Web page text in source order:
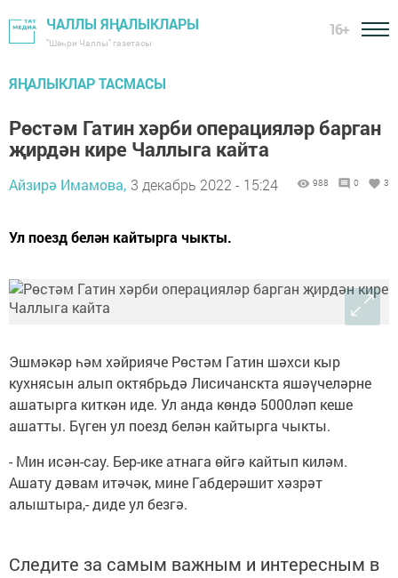
ЧАЛЛЫ ЯҢАЛЫКЛАРЫ
"Шәһри Чаллы" газетасы
16+
ЯҢАЛЫКЛАР ТАСМАСЫ
Рөстәм Гатин хәрби операцияләр барган
җирдән кире Чаллыга кайта
Айзирә Имамова, 3 декабрь 2022 - 15:24 988 0 3
Ул поезд белән кайтырга чыкты.
Эшмәкәр һәм хәйрияче Рөстәм Гатин шәхси кыр
кухнясын алып октябрьдә Лисичанскта яшәүчеләрне
ашатырга киткән иде. Ул анда көндә 5000ләп кеше
ашатты. Бүген ул поезд белән кайтырга чыкты.
- Мин исән-сау. Бер-ике атнага өйгә кайтып киләм.
Ашату дәвам итәчәк, мине Габдерәшит хәзрәт
алыштыра,- диде ул безгә.
Следите за самым важным и интересным в